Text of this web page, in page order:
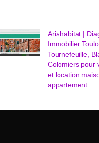
Ariahabitat |
Immobilier
Tour­nefeuil­le,
Colomiers pour
et location
appartement